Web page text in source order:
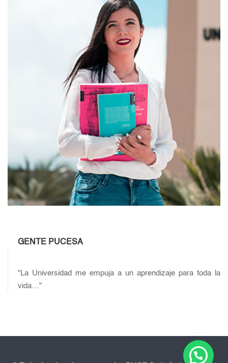
GENTE PUCESA
"La Universidad me empuja a un aprendizaje para toda la
vida…"